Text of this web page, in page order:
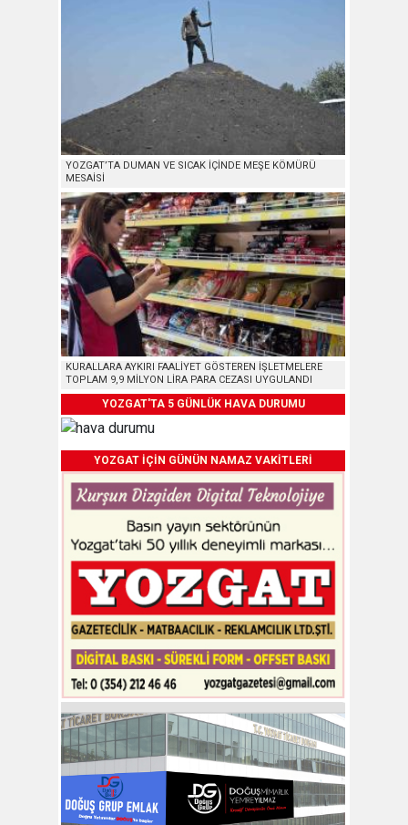
YOZGAT’TA DUMAN VE SICAK İÇİNDE MEŞE KÖMÜRÜ
MESAİSİ
KURALLARA AYKIRI FAALİYET GÖSTEREN İŞLETMELERE
TOPLAM 9,9 MİLYON LİRA PARA CEZASI UYGULANDI
YOZGAT'TA 5 GÜNLÜK HAVA DURUMU
YOZGAT İÇİN GÜNÜN NAMAZ VAKİTLERİ